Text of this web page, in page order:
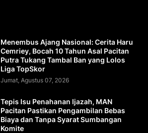
Menembus Ajang Nasional: Cerita Haru
Cemriey, Bocah 10 Tahun Asal Pacitan
Putra Tukang Tambal Ban yang Lolos
Liga TopSkor
Jumat, Agustus 07, 2026
Tepis Isu Penahanan Ijazah, MAN
Pacitan Pastikan Pengambilan Bebas
Biaya dan Tanpa Syarat Sumbangan
Komite